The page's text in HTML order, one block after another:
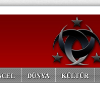
DÜNYA KÜLTÜR